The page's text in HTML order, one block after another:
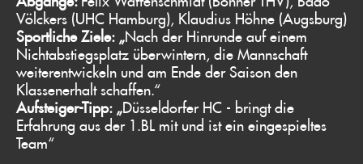
Völckers (UHC Hamburg), Klaudius Höhne (Augsburg)
Sportliche Ziele: „Nach der Hinrunde auf einem
Nichtabstiegsplatz überwintern, die Mannschaft
weiterentwickeln und am Ende der Saison den
Klassenerhalt schaffen.“
Aufsteiger-Tipp: „Düsseldorfer HC - bringt die
Erfahrung aus der 1.BL mit und ist ein eingespieltes
Team“